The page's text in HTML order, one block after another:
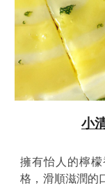
小
擁有怡人的檸
格，滑順滋潤的